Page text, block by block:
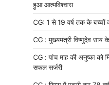
हुआ आत्मविश्वास
CG: 1 से 19 वर्ष तक के बच्चों
CG : मुख्यमंत्री विष्णुदेव साय
CG : पांच माह की अनुष्का को
सफल सर्जरी